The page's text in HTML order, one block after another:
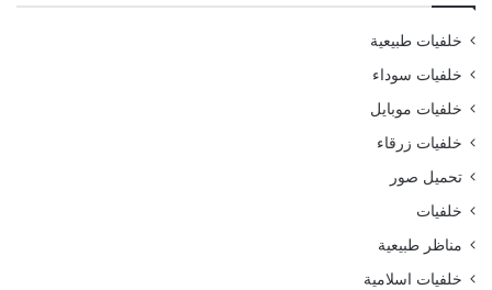
خلفيات طبيعية
خلفيات سوداء
خلفيات موبايل
خلفيات زرقاء
تحميل صور
خلفيات
مناظر طبيعية
خلفيات اسلامية